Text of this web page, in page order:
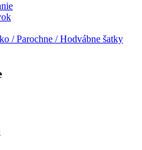
/ Parochne / Hodvábne šatky